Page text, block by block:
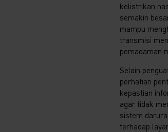
kelistrikan
semakin
mampu
transmisi
pemadaman
Selain
perhatian
kepastian
agar tidak
sistem
terhadap